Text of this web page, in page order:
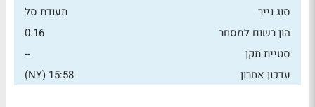
סוג נייר
תעודת סל
הון רשום למסחר
0.16
סטיית תקן
--
עדכון אחרון
15:58 (NY)